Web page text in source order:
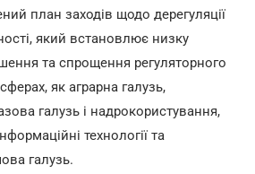
план заходів щодо дерегуляції
який встановлює низку
та спрощення регуляторного
як аграрна галузь,
галузь і надрокористування,
технології та
галузь.